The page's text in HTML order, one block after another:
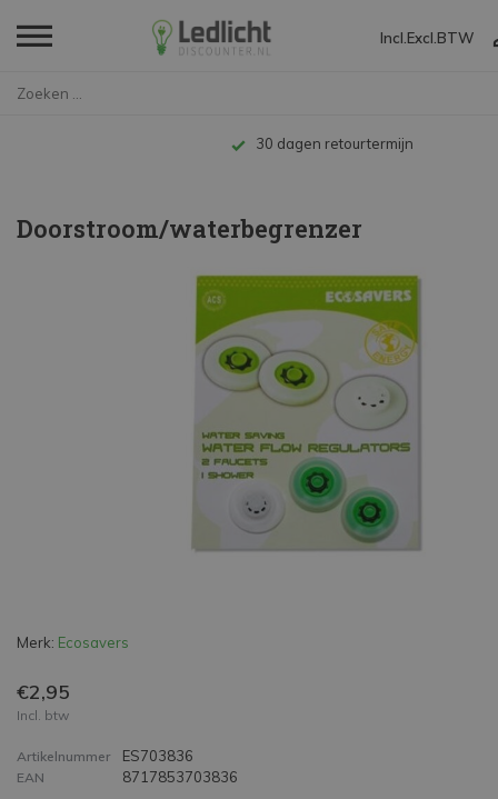
Incl. Excl. BTW
Tot 10 jaar garantie
Doorstroom/waterbegrenzer
Merk: Ecosavers
€2,95
Incl. btw
Artikelnummer ES703836
EAN 8717853703836